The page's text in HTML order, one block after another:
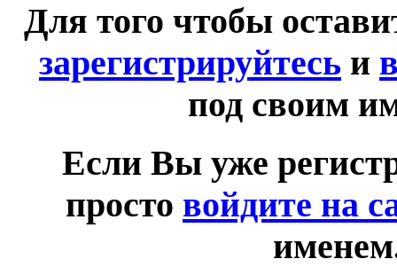
Для того чтобы
зарегистрируйтесь и
под своим
Если Вы уже
просто войдите на